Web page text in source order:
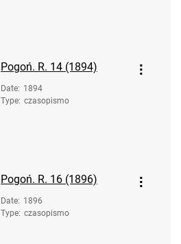
Pogoń. R. 14 (1894)
Date: 1894
Type: czasopismo
Pogoń. R. 16 (1896)
Date: 1896
Type: czasopismo